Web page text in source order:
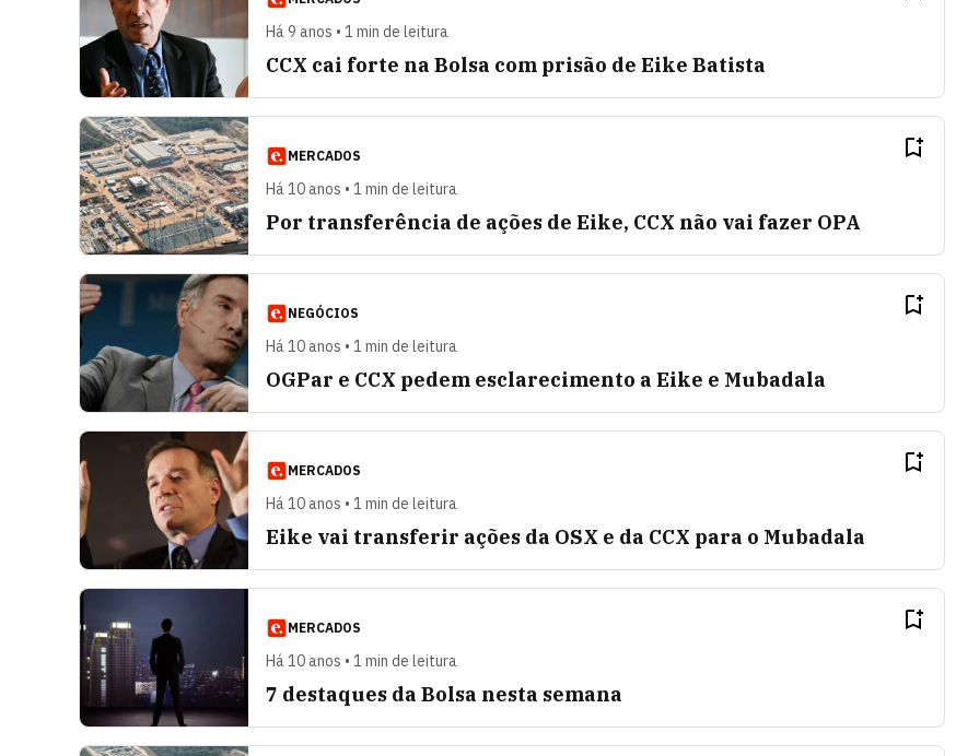
Há 9 anos • 1 min de leitura
CCX cai forte na Bolsa com prisão de Eike Batista
MERCADOS
Há 10 anos • 1 min de leitura
Por transferência de ações de Eike, CCX não vai fazer OPA
NEGÓCIOS
Há 10 anos • 1 min de leitura
OGPar e CCX pedem esclarecimento a Eike e Mubadala
MERCADOS
Há 10 anos • 1 min de leitura
Eike vai transferir ações da OSX e da CCX para o Mubadala
MERCADOS
Há 10 anos • 1 min de leitura
7 destaques da Bolsa nesta semana